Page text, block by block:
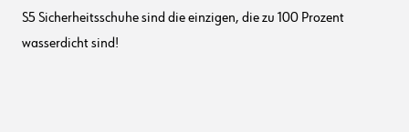
S5 Sicherheitsschuhe sind die einzigen, die zu 100 Prozent
wasserdicht sind!